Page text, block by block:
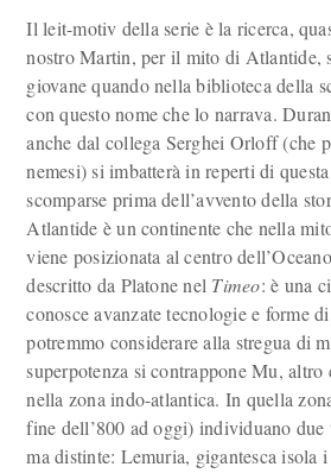
Il leit-motiv della serie è la ricerca,
nostro Martin, per il mito di Atlantide,
giovane quando nella biblioteca della
con questo nome che lo narrava.
anche dal collega Serghei Orloff (che
nemesi) si imbatterà in reperti di
scomparse prima dell’avvento della
Atlantide è un continente che nella
viene posizionata al centro
descritto da Platone nel Timeo: è una
conosce avanzate tecnologie e forme
potremmo considerare alla stregua di
superpotenza si contrappone Mu,
nella zona indo-atlantica. In quella
fine dell’800 ad oggi) individuano due
ma distinte: Lemuria, gigantesca isola